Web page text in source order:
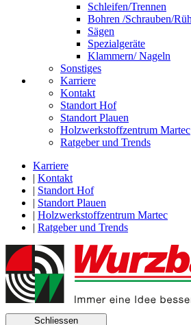
Schleifen/Trennen
Bohren /Schrauben/
Sägen
Spezialgeräte
Klammern/ Nageln
Sonstiges
Karriere
Kontakt
Standort Hof
Standort Plauen
Holzwerkstoffzentrum Martec
Ratgeber und Trends
Karriere
| Kontakt
| Standort Hof
| Standort Plauen
| Holzwerkstoffzentrum Martec
| Ratgeber und Trends
Schliessen